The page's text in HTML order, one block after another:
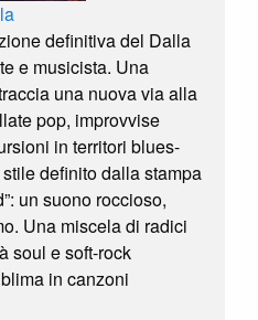
definitiva del Dalla
e musicista. Una
una nuova via alla
pop, improvvise
in territori blues-
definito dalla stampa
un suono roccioso,
Una miscela di radici
soul e soft-rock
in canzoni